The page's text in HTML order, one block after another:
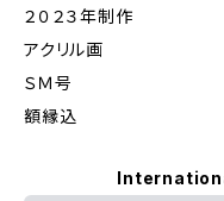
２０２３年制作
アクリル画
ＳＭ号
額縁込